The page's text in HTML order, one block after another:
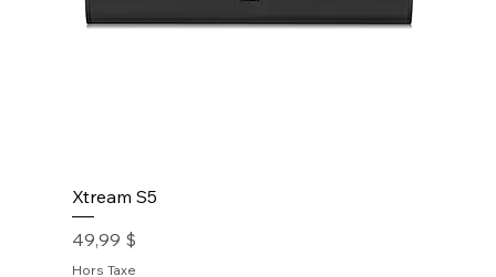
Xtream S5
Prix
49,99 $
Hors Taxe